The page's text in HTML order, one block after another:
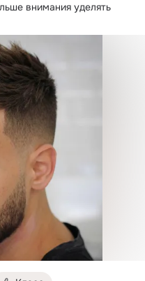
внимания уделять